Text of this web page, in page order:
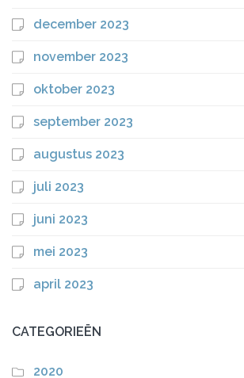
december 2023
november 2023
oktober 2023
september 2023
augustus 2023
juli 2023
juni 2023
mei 2023
april 2023
CATEGORIEËN
2020